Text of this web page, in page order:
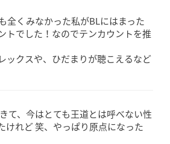
全くみなかった私がBLにはまった
トでした！なのでテンカウントを推
ックスや、ひだまりが聴こえるなど
て、今はとても王道とは呼べない性
けれど 笑、やっぱり原点になった